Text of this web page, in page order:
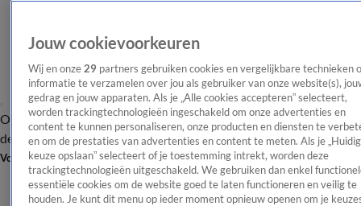
OverzichtAfleveringen Entertainment TV Algemeen
Tip
de redactieNieuwsbrief
Volg Shownieuws
Jouw cookievoorkeuren
Wij en onze 29 partners gebruiken cookies en vergelijkbare technieken
informatie te verzamelen over jou als gebruiker van onze website(s),
gedrag en jouw apparaten. Als je „Alle cookies accepteren” selecteert,
worden trackingtechnologieën ingeschakeld om onze advertenties en
content te kunnen personaliseren, onze producten en diensten te
en om de prestaties van advertenties en content te meten. Als je
keuze opslaan” selecteert of je toestemming intrekt, worden deze
trackingtechnologieën uitgeschakeld. We gebruiken dan enkel
essentiële cookies om de website goed te laten functioneren en veilig te
houden. Je kunt dit menu op ieder moment opnieuw openen om je